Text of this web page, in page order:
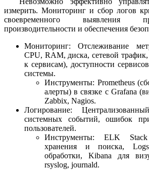
измерить. Мониторинг и сбор логов
своевременного выявления
производительности и обеспечения
Мониторинг: Отслеживание
CPU, RAM, диска, сетевой трафик,
к сервисам), доступности
системы.
Инструменты: Prometheus
алерты) в связке с Grafana
Zabbix, Nagios.
Логирование:
системных событий, ошибок
пользователей.
Инструменты: ELK
хранения и поиска,
обработки, Kibana для
rsyslog, journald.